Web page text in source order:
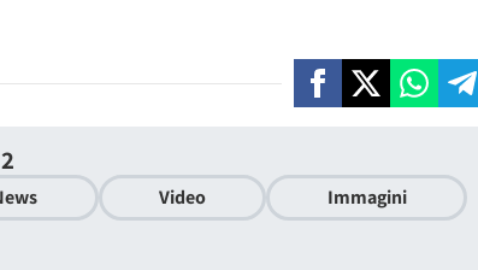
Video Immagini